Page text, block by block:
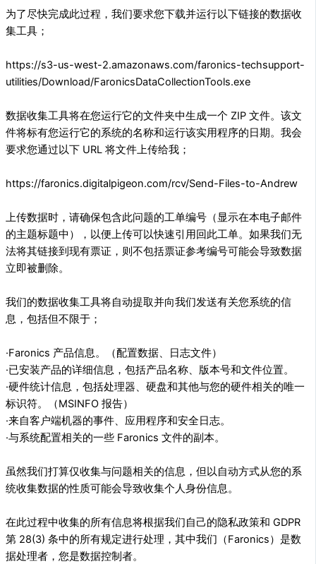
为了尽快完成此过程，我们要求您下载并运行以下链接的数据收
集工具；
https://s3-us-west-2.amazonaws.com/faronics-techsupport-
utilities/Download/FaronicsDataCollectionTools.exe
数据收集工具将在您运行它的文件夹中生成一个 ZIP 文件。该文
件将标有您运行它的系统的名称和运行该实用程序的日期。我会
要求您通过以下 URL 将文件上传给我；
https://faronics.digitalpigeon.com/rcv/Send-Files-to-Andrew
上传数据时，请确保包含此问题的工单编号（显示在本电子邮件
的主题标题中），以便上传可以快速引用回此工单。如果我们无
法将其链接到现有票证，则不包括票证参考编号可能会导致数据
立即被删除。
我们的数据收集工具将自动提取并向我们发送有关您系统的信
息，包括但不限于；
·Faronics 产品信息。（配置数据、日志文件）
·已安装产品的详细信息，包括产品名称、版本号和文件位置。
·硬件统计信息，包括处理器、硬盘和其他与您的硬件相关的唯一
标识符。（MSINFO 报告）
·来自客户端机器的事件、应用程序和安全日志。
·与系统配置相关的一些 Faronics 文件的副本。
虽然我们打算仅收集与问题相关的信息，但以自动方式从您的系
统收集数据的性质可能会导致收集个人身份信息。
在此过程中收集的所有信息将根据我们自己的隐私政策和 GDPR
第 28(3) 条中的所有规定进行处理，其中我们（Faronics）是数
据处理者，您是数据控制者。